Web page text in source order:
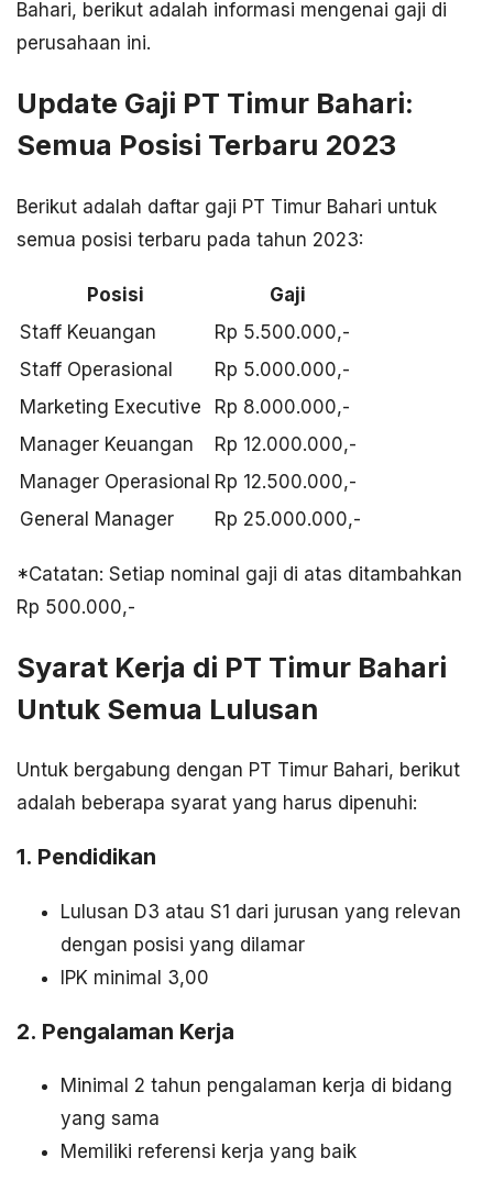
Bahari, berikut adalah informasi mengenai gaji di
perusahaan ini.
Update Gaji PT Timur Bahari:
Semua Posisi Terbaru 2023
Berikut adalah daftar gaji PT Timur Bahari untuk
semua posisi terbaru pada tahun 2023:
Posisi
Gaji
Staff Keuangan
Rp 5.500.000,-
Staff Operasional
Rp 5.000.000,-
Marketing Executive
Rp 8.000.000,-
Manager Keuangan
Rp 12.000.000,-
Manager Operasional Rp 12.500.000,-
General Manager
Rp 25.000.000,-
*Catatan: Setiap nominal gaji di atas ditambahkan
Rp 500.000,-
Syarat Kerja di PT Timur Bahari
Untuk Semua Lulusan
Untuk bergabung dengan PT Timur Bahari, berikut
adalah beberapa syarat yang harus dipenuhi:
1. Pendidikan
Lulusan D3 atau S1 dari jurusan yang relevan
dengan posisi yang dilamar
IPK minimal 3,00
2. Pengalaman Kerja
Minimal 2 tahun pengalaman kerja di bidang
yang sama
Memiliki referensi kerja yang baik